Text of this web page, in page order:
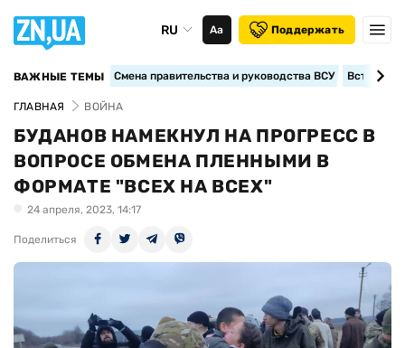
RU Аа Поддержать
ВАЖНЫЕ ТЕМЫ Смена правительства и руководства ВСУ
ГЛАВНАЯ ВОЙНА
БУДАНОВ НАМЕКНУЛ НА ПРОГРЕСС В
ВОПРОСЕ ОБМЕНА ПЛЕННЫМИ В
ФОРМАТЕ "ВСЕХ НА ВСЕХ"
24 апреля, 2023, 14:17
Поделиться